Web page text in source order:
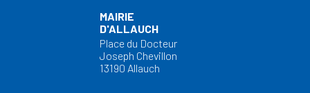
MAIRIE
D'ALLAUCH
Place du Docteur
Joseph Chevillon
13190 Allauch